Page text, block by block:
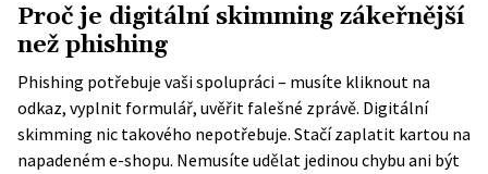
Proč je digitální skimming zákeřnější
než phishing
Phishing potřebuje vaši spolupráci – musíte kliknout na
odkaz, vyplnit formulář, uvěřit falešné zprávě. Digitální
skimming nic takového nepotřebuje. Stačí zaplatit kartou na
napadeném e-shopu. Nemusíte udělat jedinou chybu ani být